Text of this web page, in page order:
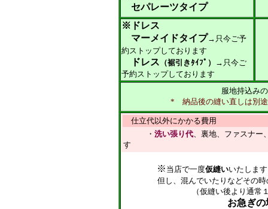
セパレーツタイプ
※ドレス
マーメイドタイプ→只今ご予
約ストップしております
ドレス （裾引きﾀｲﾌﾟ ） →只今ご
予約ストップしております
服地持込み
* 納品後の縫い直しは別途
仕立代以外にかかる費用
・ 洗い張り代、裏地、ファスナー
す
※ 当店で一度仮縫いいたしま
但し、混んでいたりなどその
（仮縫い後より通常
お急ぎの